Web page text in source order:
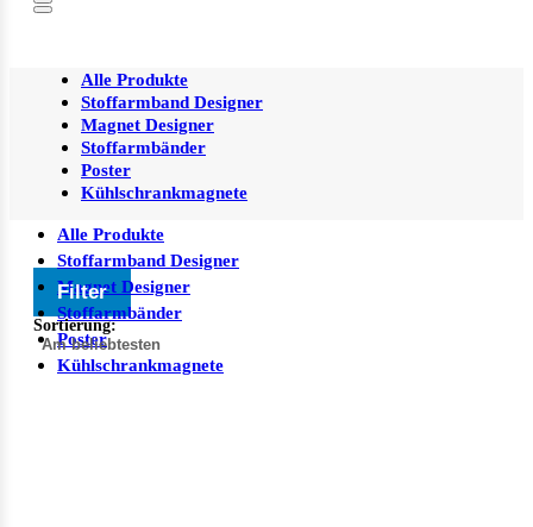
Alle Produkte
Stoffarmband Designer
Magnet Designer
Stoffarmbänder
Poster
Kühlschrankmagnete
Alle Produkte
Stoffarmband Designer
Magnet Designer
Stoffarmbänder
Poster
Kühlschrankmagnete
Filter
Sortierung: